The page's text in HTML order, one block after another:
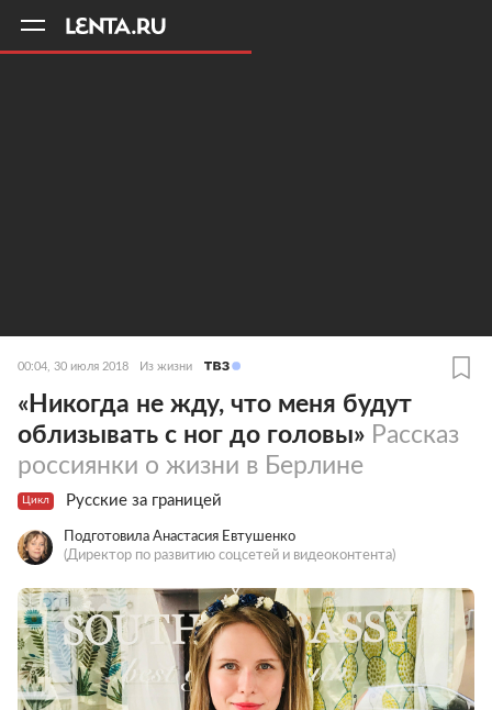
00:04, 30 июля 2018 Из жизни
«Никогда не жду, что меня будут
облизывать с ног до головы» Рассказ
россиянки о жизни в Берлине
Цикл Русские за границей
Подготовила Анастасия Евтушенко
(Директор по развитию соцсетей и видеоконтента)